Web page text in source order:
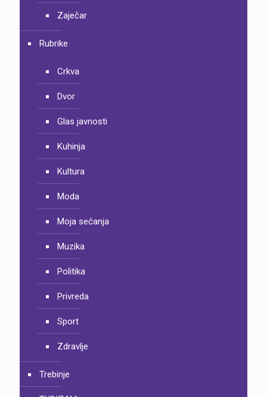
Zaječar
Rubrike
Crkva
Dvor
Glas javnosti
Kuhinja
Kultura
Moda
Moja sećanja
Muzika
Politika
Privreda
Sport
Zdravlje
Trebinje